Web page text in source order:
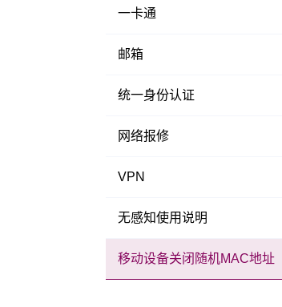
一卡通
邮箱
统一身份认证
网络报修
VPN
无感知使用说明
移动设备关闭随机MAC地址